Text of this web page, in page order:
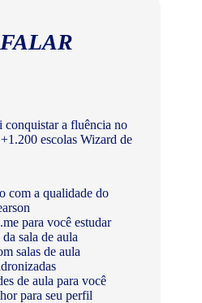
conquistar a fluência no
escolas Wizard de
com a qualidade do
para você estudar
sala de aula
salas de aula
de aula para você
para seu perfil